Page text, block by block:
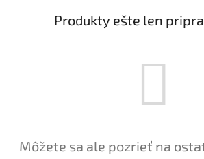
Produkty ešte len
Môžete sa ale pozrieť na